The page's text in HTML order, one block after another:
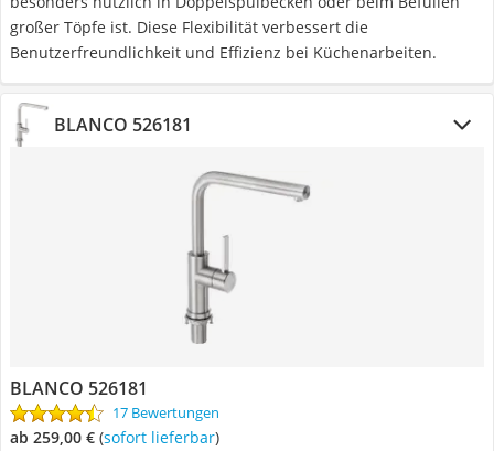
großer Töpfe ist. Diese Flexibilität verbessert die
Benutzerfreundlichkeit und Effizienz bei Küchenarbeiten.
BLANCO 526181
BLANCO 526181
17 Bewertungen
ab 259,00 € ( Sofort lieferbar)